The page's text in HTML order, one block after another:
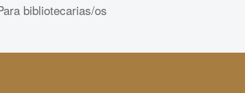
bibliotecarias/os